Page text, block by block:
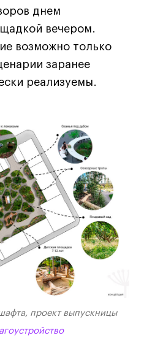
днем
вечером.
возможно только
заранее
реализуемы.
проект выпускницы